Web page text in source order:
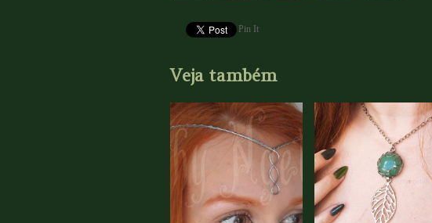
Pin It
Veja também